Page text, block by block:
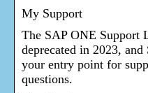
My Support
The SAP ONE Support
deprecated in 2023,
your entry point for
questions.